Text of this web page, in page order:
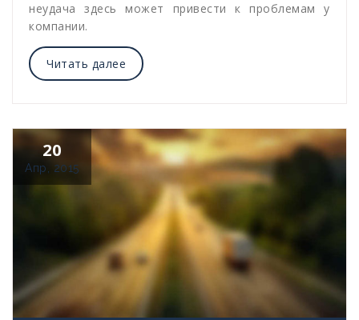
неудача здесь может привести к проблемам у
компании.
Читать далее
20
Апр, 2015